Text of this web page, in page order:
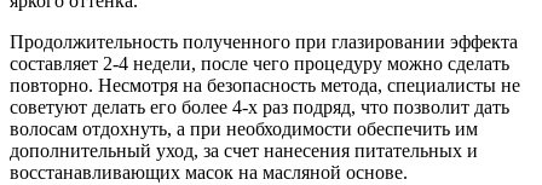
Продолжительность полученного при глазировании эффекта
составляет 2-4 недели, после чего процедуру можно сделать
повторно. Несмотря на безопасность метода, специалисты не
советуют делать его более 4-х раз подряд, что позволит дать
волосам отдохнуть, а при необходимости обеспечить им
дополнительный уход, за счет нанесения питательных и
восстанавливающих масок на масляной основе.